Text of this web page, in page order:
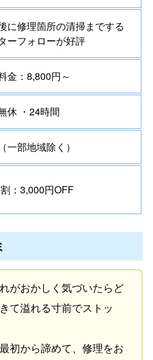
に修理箇所の清掃までする
ーフォローが好評
金：8,800円～
休 ・24時間
一部地域除く）
：3,000円OFF
がおかしく気づいたらど
て溢れる寸前でストッ
初から諦めて、修理をお